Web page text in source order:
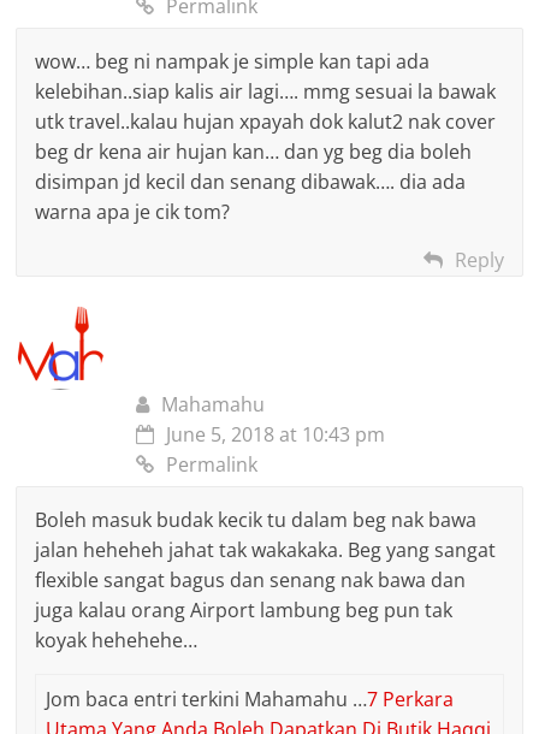
Permalink
wow… beg ni nampak je simple kan tapi ada
kelebihan..siap kalis air lagi…. mmg sesuai la bawak
utk travel..kalau hujan xpayah dok kalut2 nak cover
beg dr kena air hujan kan… dan yg beg dia boleh
disimpan jd kecil dan senang dibawak…. dia ada
warna apa je cik tom?
Reply
Mahamahu
June 5, 2018 at 10:43 pm
Permalink
Boleh masuk budak kecik tu dalam beg nak bawa
jalan heheheh jahat tak wakakaka. Beg yang sangat
flexible sangat bagus dan senang nak bawa dan
juga kalau orang Airport lambung beg pun tak
koyak hehehehe…
Jom baca entri terkini Mahamahu …7 Perkara